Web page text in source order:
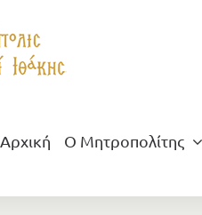
Αρχική Ο Μητροπολίτης